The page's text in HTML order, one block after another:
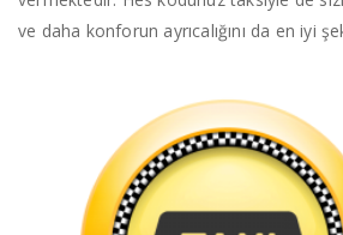
ve daha konforun ayrıcalığını da en iyi